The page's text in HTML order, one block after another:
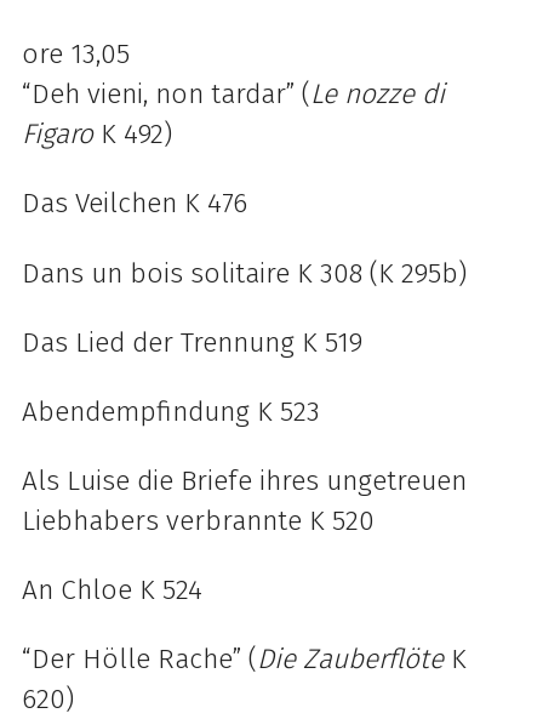
ore 13,05
“Deh vieni, non tardar” (Le nozze di
FigaroK 492)
Das Veilchen K 476
Dans un bois solitaire K 308 (K 295b)
Das Lied der Trennung K 519
Abendempfindung K 523
Als Luise die Briefe ihres ungetreuen
Liebhabers verbrannte K 520
An Chloe K 524
“Der Hölle Rache” (Die ZauberflöteK
620)